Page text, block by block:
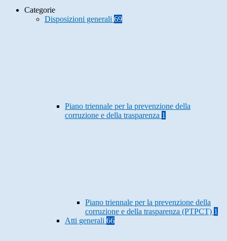
Categorie
Disposizioni generali 69
Piano triennale per la prevenzione della
corruzione e della trasparenza 1
Piano triennale per la prevenzione della
corruzione e della trasparenza (PTPCT) 1
Atti generali 66